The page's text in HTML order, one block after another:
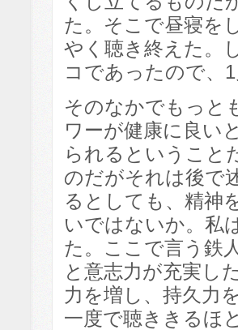
た。そこで昼寝を
やく聴き終えた。
コであったので、
そのなかでもっと
ワーが健康に良い
られるということ
のだがそれは後で
るとしても、精神
いではないか。私
た。ここで言う鉄
と意志力が充実し
力を増し、持久力
一度で聴ききるほ